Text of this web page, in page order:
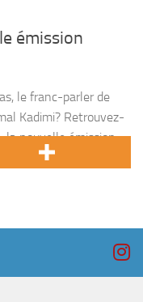
émission
le franc-parler de
Kadimi? Retrouvez-
la nouvelle émission